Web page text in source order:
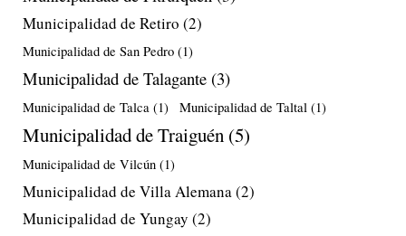
Municipalidad de Retiro (2)
Municipalidad de San Pedro (1)
Municipalidad de Talagante (3)
Municipalidad de Talca (1) Municipalidad de Taltal (1)
Municipalidad de Traiguén (5)
Municipalidad de Vilcún (1)
Municipalidad de Villa Alemana(2)
Municipalidad de Yungay (2)